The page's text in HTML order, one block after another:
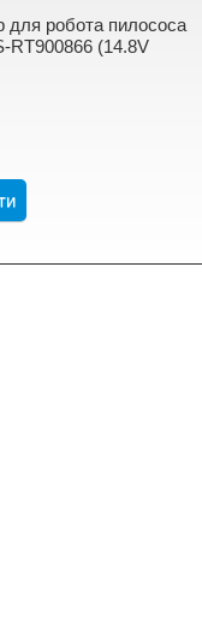
для робота пилососа
RT900866 (14.8V